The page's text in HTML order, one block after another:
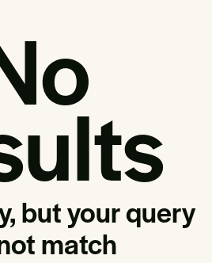
but your query
match